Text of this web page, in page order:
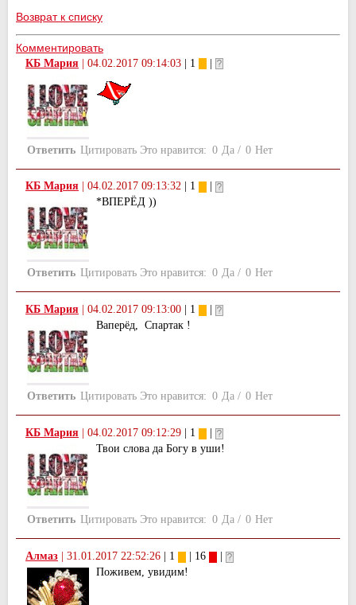
Возврат к списку
Комментировать
КБ Мария | 04.02.2017 09:14:03 | 1 |
Ответить Цитировать Это нравится: 0 Да / 0 Нет
КБ Мария 04.02.2017 09:13:32 | 1
*ВПЕРЁД ))
Ответить Цитировать Это нравится: 0 Да / 0 Нет
КБ Мария 04.02.2017 09:13:00 | 1
Ваперёд, Спартак !
Ответить Цитировать Это нравится: 0 Да / 0 Нет
КБ Мария 04.02.2017 09:12:29 | 1
Твои слова да Богу в уши!
Ответить Цитировать Это нравится: 0 Да / 0 Нет
Алмаз 31.01.2017 22:52:26 | 1 | 16
Поживем, увидим!